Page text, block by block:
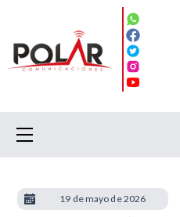
19 de mayo de 2026